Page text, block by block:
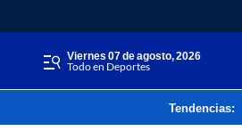
viernes 07 de agosto, 2026
Todo en Deportes
Tendencias: